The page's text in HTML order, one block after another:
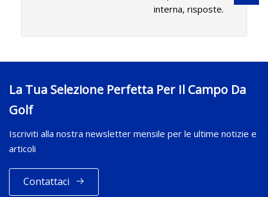
interna, risposte.
La Tua Selezione Perfetta Per Il Campo Da
Golf
Iscriviti alla nostra newsletter mensile per le ultime notizie e
articoli
Contattaci